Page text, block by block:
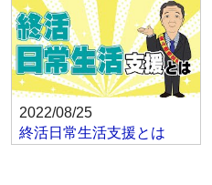
2022/08/25
終活日常生活支援とは